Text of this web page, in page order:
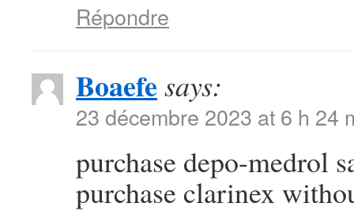
Répondre
Boaefe says:
23 décembre 2023 at 6 h 24
purchase depo-medrol
purchase clarinex